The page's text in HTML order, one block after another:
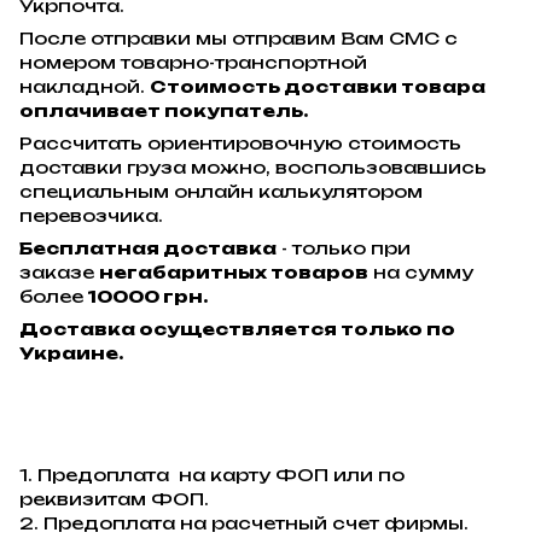
Укрпочта.
После отправки мы отправим Вам СМС с
номером товарно-транспортной
накладной. Стоимость доставки товара
оплачивает покупатель.
Рассчитать ориентировочную стоимость
доставки груза можно, воспользовавшись
специальным онлайн калькулятором
перевозчика.
Бесплатная доставка - только при
заказе негабаритных товаров на сумму
более 10000 грн.
Доставка осуществляется только по
Украине.
1. Предоплата на карту ФОП или по
реквизитам ФОП.
2. Предоплата на расчетный счет фирмы.